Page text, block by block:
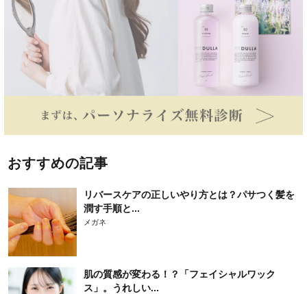
おすすめの記事
リバースケアの正しいやり方とは？パサつく髪を
潤す手順と...
メガネ
肌の質感が変わる！？「フェイシャルワック
ス」。うれしい...